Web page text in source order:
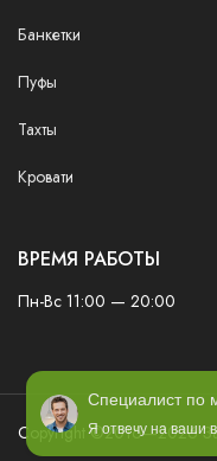
Специалист по
Я отвечу на ваши
Банкетки
Пуфы
Тахты
Кровати
ВРЕМЯ РАБОТЫ
Пн-Вс 11:00 — 20:00
Copyright ©2016—2026